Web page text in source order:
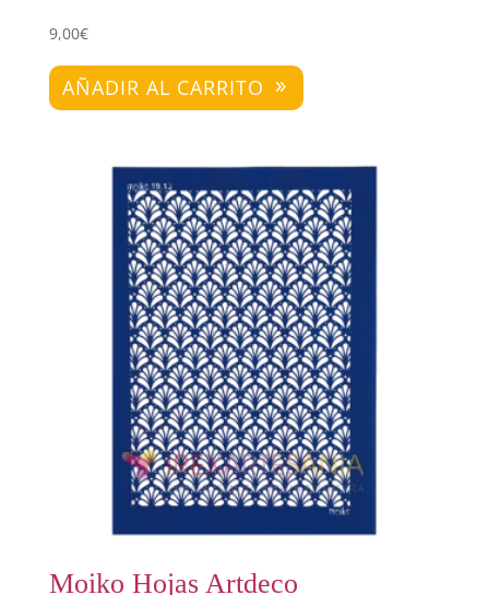
9,00€
AÑADIR AL CARRITO
Moiko Hojas Artdeco